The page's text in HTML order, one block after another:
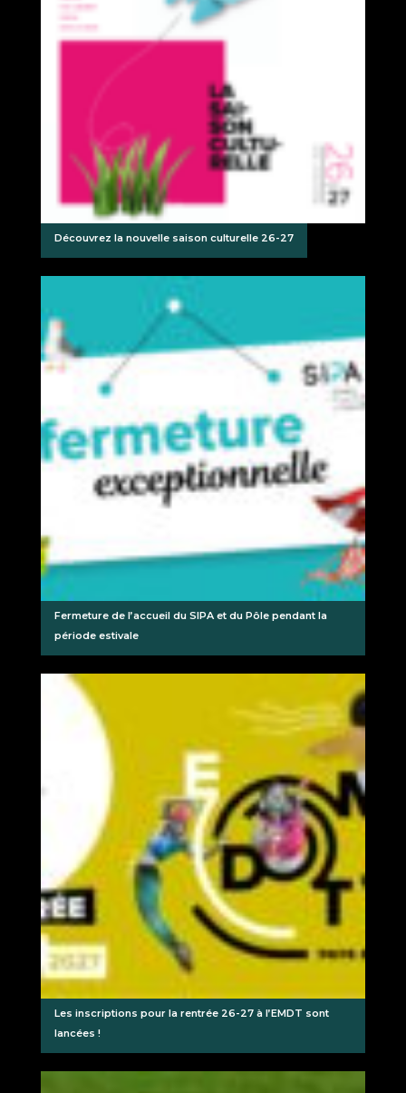
Découvrez la nouvelle saison culturelle 26-27
Fermeture de l’accueil du SIPA et du Pôle pendant la
période estivale
Les inscriptions pour la rentrée 26-27 à l’EMDT sont
lancées !